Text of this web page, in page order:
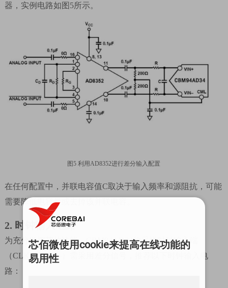
器，实例电路如图 5所示。
图5 利用AD8352进行差分输入配置
在任何配置中，并联电容值C取决于输入频率和源阻抗，可能
需要降低电容量或去掉该并联电容。
2. 时钟输入电路
为充分发挥芯片性能， CBM94AD34的采样时钟输入端
（CLK+和CLK-
）需采用差分信号，推荐以下时钟输入电
路：
芯佰微使用cookie来提高在线功能的
易用性